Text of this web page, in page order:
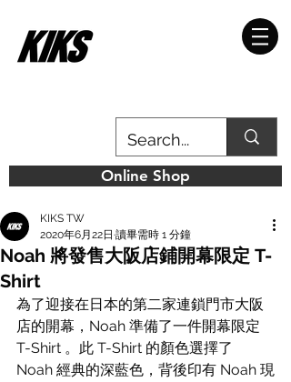
Online Shop
Noah 將發售大阪店鋪開幕限定 T-
Shirt
KIKS TW
2020年6月22日 讀畢需時 1 分鐘
為了迎接在日本的第二家連鎖門市大阪
店的開幕，Noah 準備了一件開幕限定
T-Shirt 。此 T-Shirt 的顏色選擇了
Noah 經典的深藍色，背後印有 Noah 現